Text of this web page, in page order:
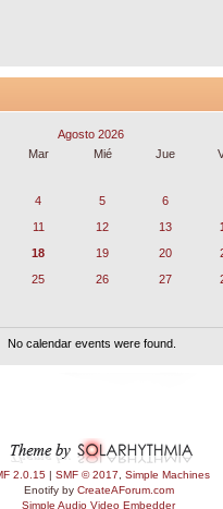
Agosto 2026
Mar Mié Jue
4 5 6
11 12 13
18 19 20
25 26 27
No calendar events were found.
2.0.15 | SMF © 2017
Simple Machines
Enotify by CreateAForum.com
Simple Audio Video Embedder